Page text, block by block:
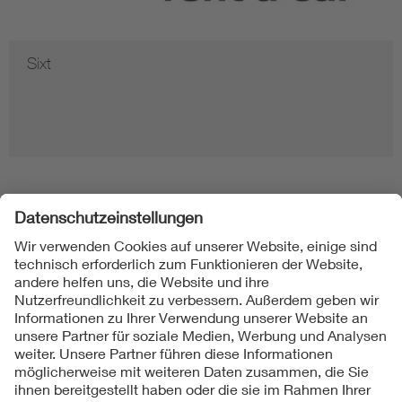
Folgen Sie uns